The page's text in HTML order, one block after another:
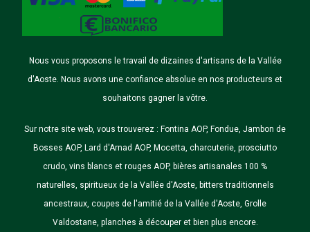
Nous vous proposons le travail de dizaines d'artisans de la Vallée
d'Aoste. Nous avons une confiance absolue en nos producteurs et
souhaitons gagner la vôtre.
Sur notre site web, vous trouverez : Fontina AOP, Fondue, Jambon de
Bosses AOP, Lard d'Arnad AOP, Mocetta, charcuterie, prosciutto
crudo, vins blancs et rouges AOP, bières artisanales 100 %
naturelles, spiritueux de la Vallée d'Aoste, bitters traditionnels
ancestraux, coupes de l'amitié de la Vallée d'Aoste, Grolle
Valdostane, planches à découper et bien plus encore.